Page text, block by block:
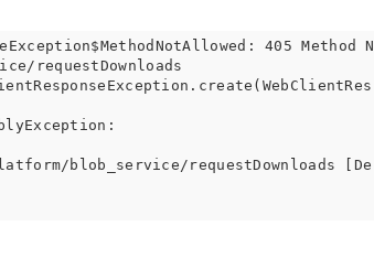
405 Method N
requestDownloads